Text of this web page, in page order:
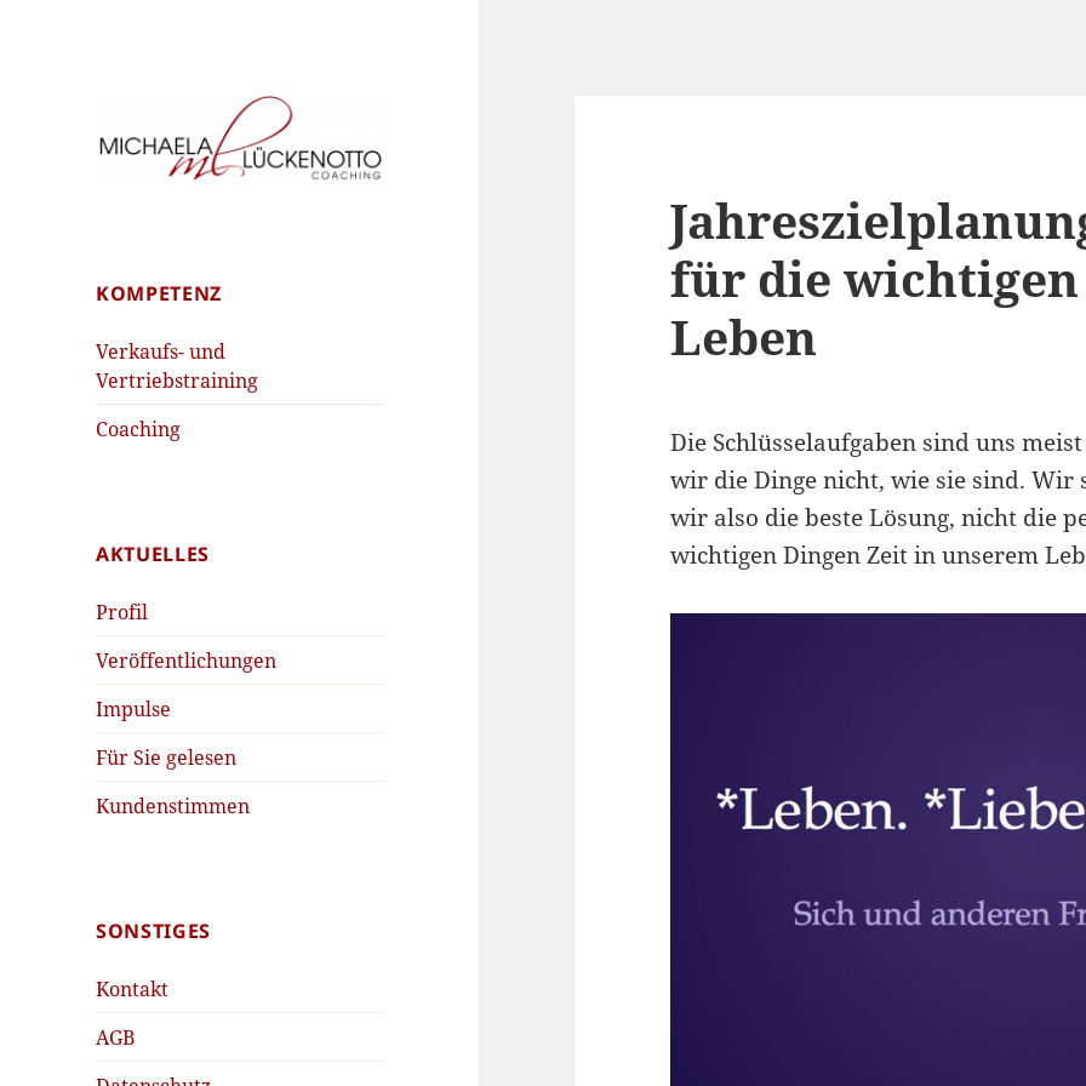
Coaching
KOMPETENZ
Verkaufs- und
Vertriebstraining
Coaching
AKTUELLES
Profil
Veröffentlichungen
Impulse
Für Sie gelesen
Kundenstimmen
SONSTIGES
Kontakt
AGB
für die
Leben
Die Schlüsselaufgaben sind uns
wir die Dinge nicht, wie sie sind. Wir
wir also die beste Lösung, nicht die
wichtigen Dingen Zeit in unserem